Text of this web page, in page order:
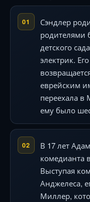
01
Сэндлер
родителями
детского
электрик.
еврейским
переехала
ему было
02
В 17 лет
комедианта
Выступая
Анджелеса,
Миллер,